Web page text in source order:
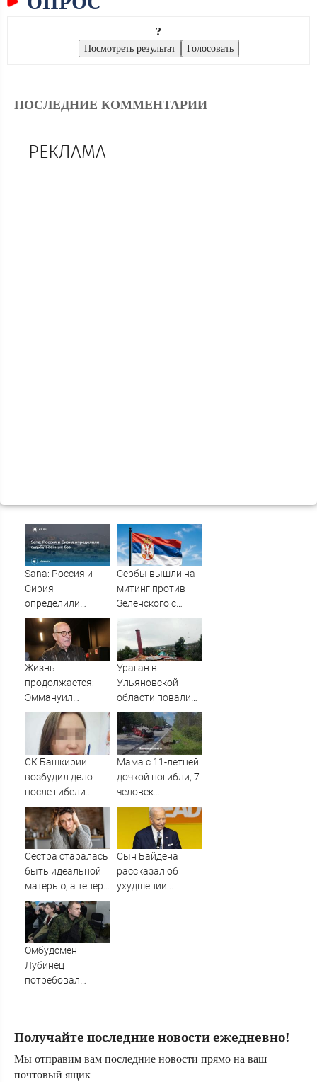
?
ПОСЛЕДНИЕ КОММЕНТАРИИ
РЕКЛАМА
Sana: Россия и
Сирия
определили
судьбу военных
баз
Сербы вышли на
митинг против
Зеленского с
портретами
Путина
Жизнь
продолжается:
Эммануил
Виторган
рассказывает
свою историю со
сцены
Ураган в
Ульяновской
области повалил
столбы, деревья и
крыши
СК Башкирии
возбудил дело
после гибели
плода в
белорецкой
больнице
Мама с 11-летней
дочкой погибли, 7
человек
пострадали в ДТП
в Тюменской
области
Сестра старалась
быть идеальной
матерью, а теперь
рыдает, потому
что у дочери к ней
куча претензий
Сын Байдена
рассказал об
ухудшении
Омбудсмен
Лубинец
потребовал
Russia -
МирТесен
Получайте последние новости ежедневно!
Мы отправим вам последние новости прямо на ваш
почтовый ящик